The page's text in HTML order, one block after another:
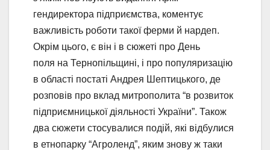
гендиректора підприємства, коментує
важливість роботи такої ферми й нардеп.
Окрім цього, є він і в сюжеті про День
поля на Тернопільщині, і про популяризацію
в області постаті Андрея Шептицького, де
розповів про вклад митрополита “в розвиток
підприємницької діяльності України”. Також
два сюжети стосувалися подій, які відбулися
в етнопарку “Агроленд”, яким знову ж таки